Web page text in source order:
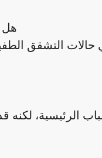
هل
حالات التشقق